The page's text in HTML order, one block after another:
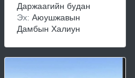
Даржаагийн будан
Эх: Аюушжавын
Дамбын Халиун